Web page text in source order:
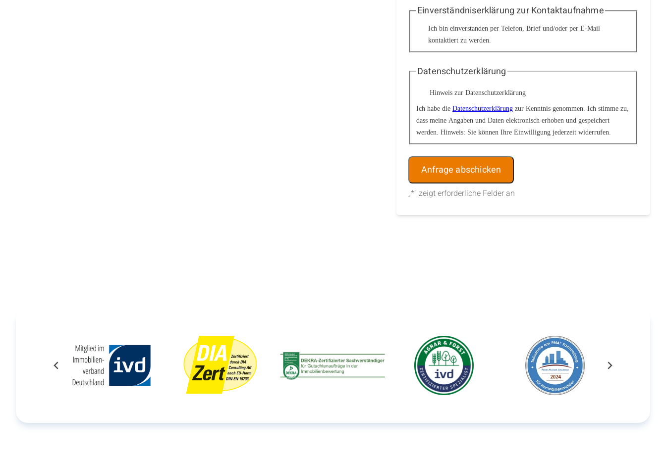
„*“ zeigt erforderliche Felder an
Einverständniserklärung zur Kontaktaufnahme
Ich bin einverstanden per Telefon, Brief und/oder per E-Mail
kontaktiert zu werden.
Datenschutzerklärung
Hinweis zur Datenschutzerklärung
Ich habe die Datenschutzerklärung zur Kenntnis genommen. Ich stimme zu,
dass meine Angaben und Daten elektronisch erhoben und gespeichert
werden. Hinweis: Sie können Ihre Einwilligung jederzeit widerrufen.